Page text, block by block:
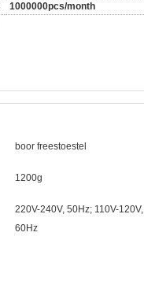
1000000pcs/month
boor freestoestel
1200g
220V-240V, 50Hz; 110V-120V,
60Hz